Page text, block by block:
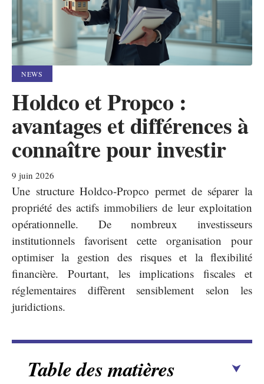
NEWS
Holdco et Propco :
avantages et différences à
connaître pour investir
9 juin 2026
Une structure Holdco-Propco permet de séparer la
propriété des actifs immobiliers de leur exploitation
opérationnelle. De nombreux investisseurs
institutionnels favorisent cette organisation pour
optimiser la gestion des risques et la flexibilité
financière. Pourtant, les implications fiscales et
réglementaires diffèrent sensiblement selon les
juridictions.
Table des matières